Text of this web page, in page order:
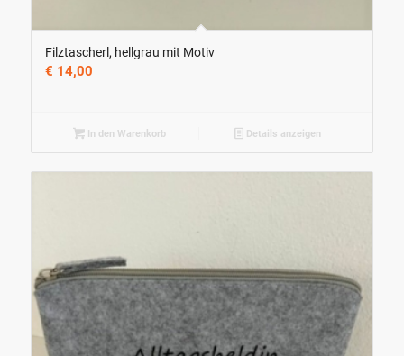
Filztascherl, hellgrau mit Motiv
€ 14,00
In den Warenkorb Details anzeigen